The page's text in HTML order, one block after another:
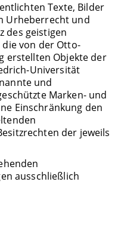
Texte, Bilder
Urheberrecht und
des geistigen
von der Otto-
erstellten Objekte der
Universität
und
Marken- und
Einschränkung den
der jeweils
ausschließlich